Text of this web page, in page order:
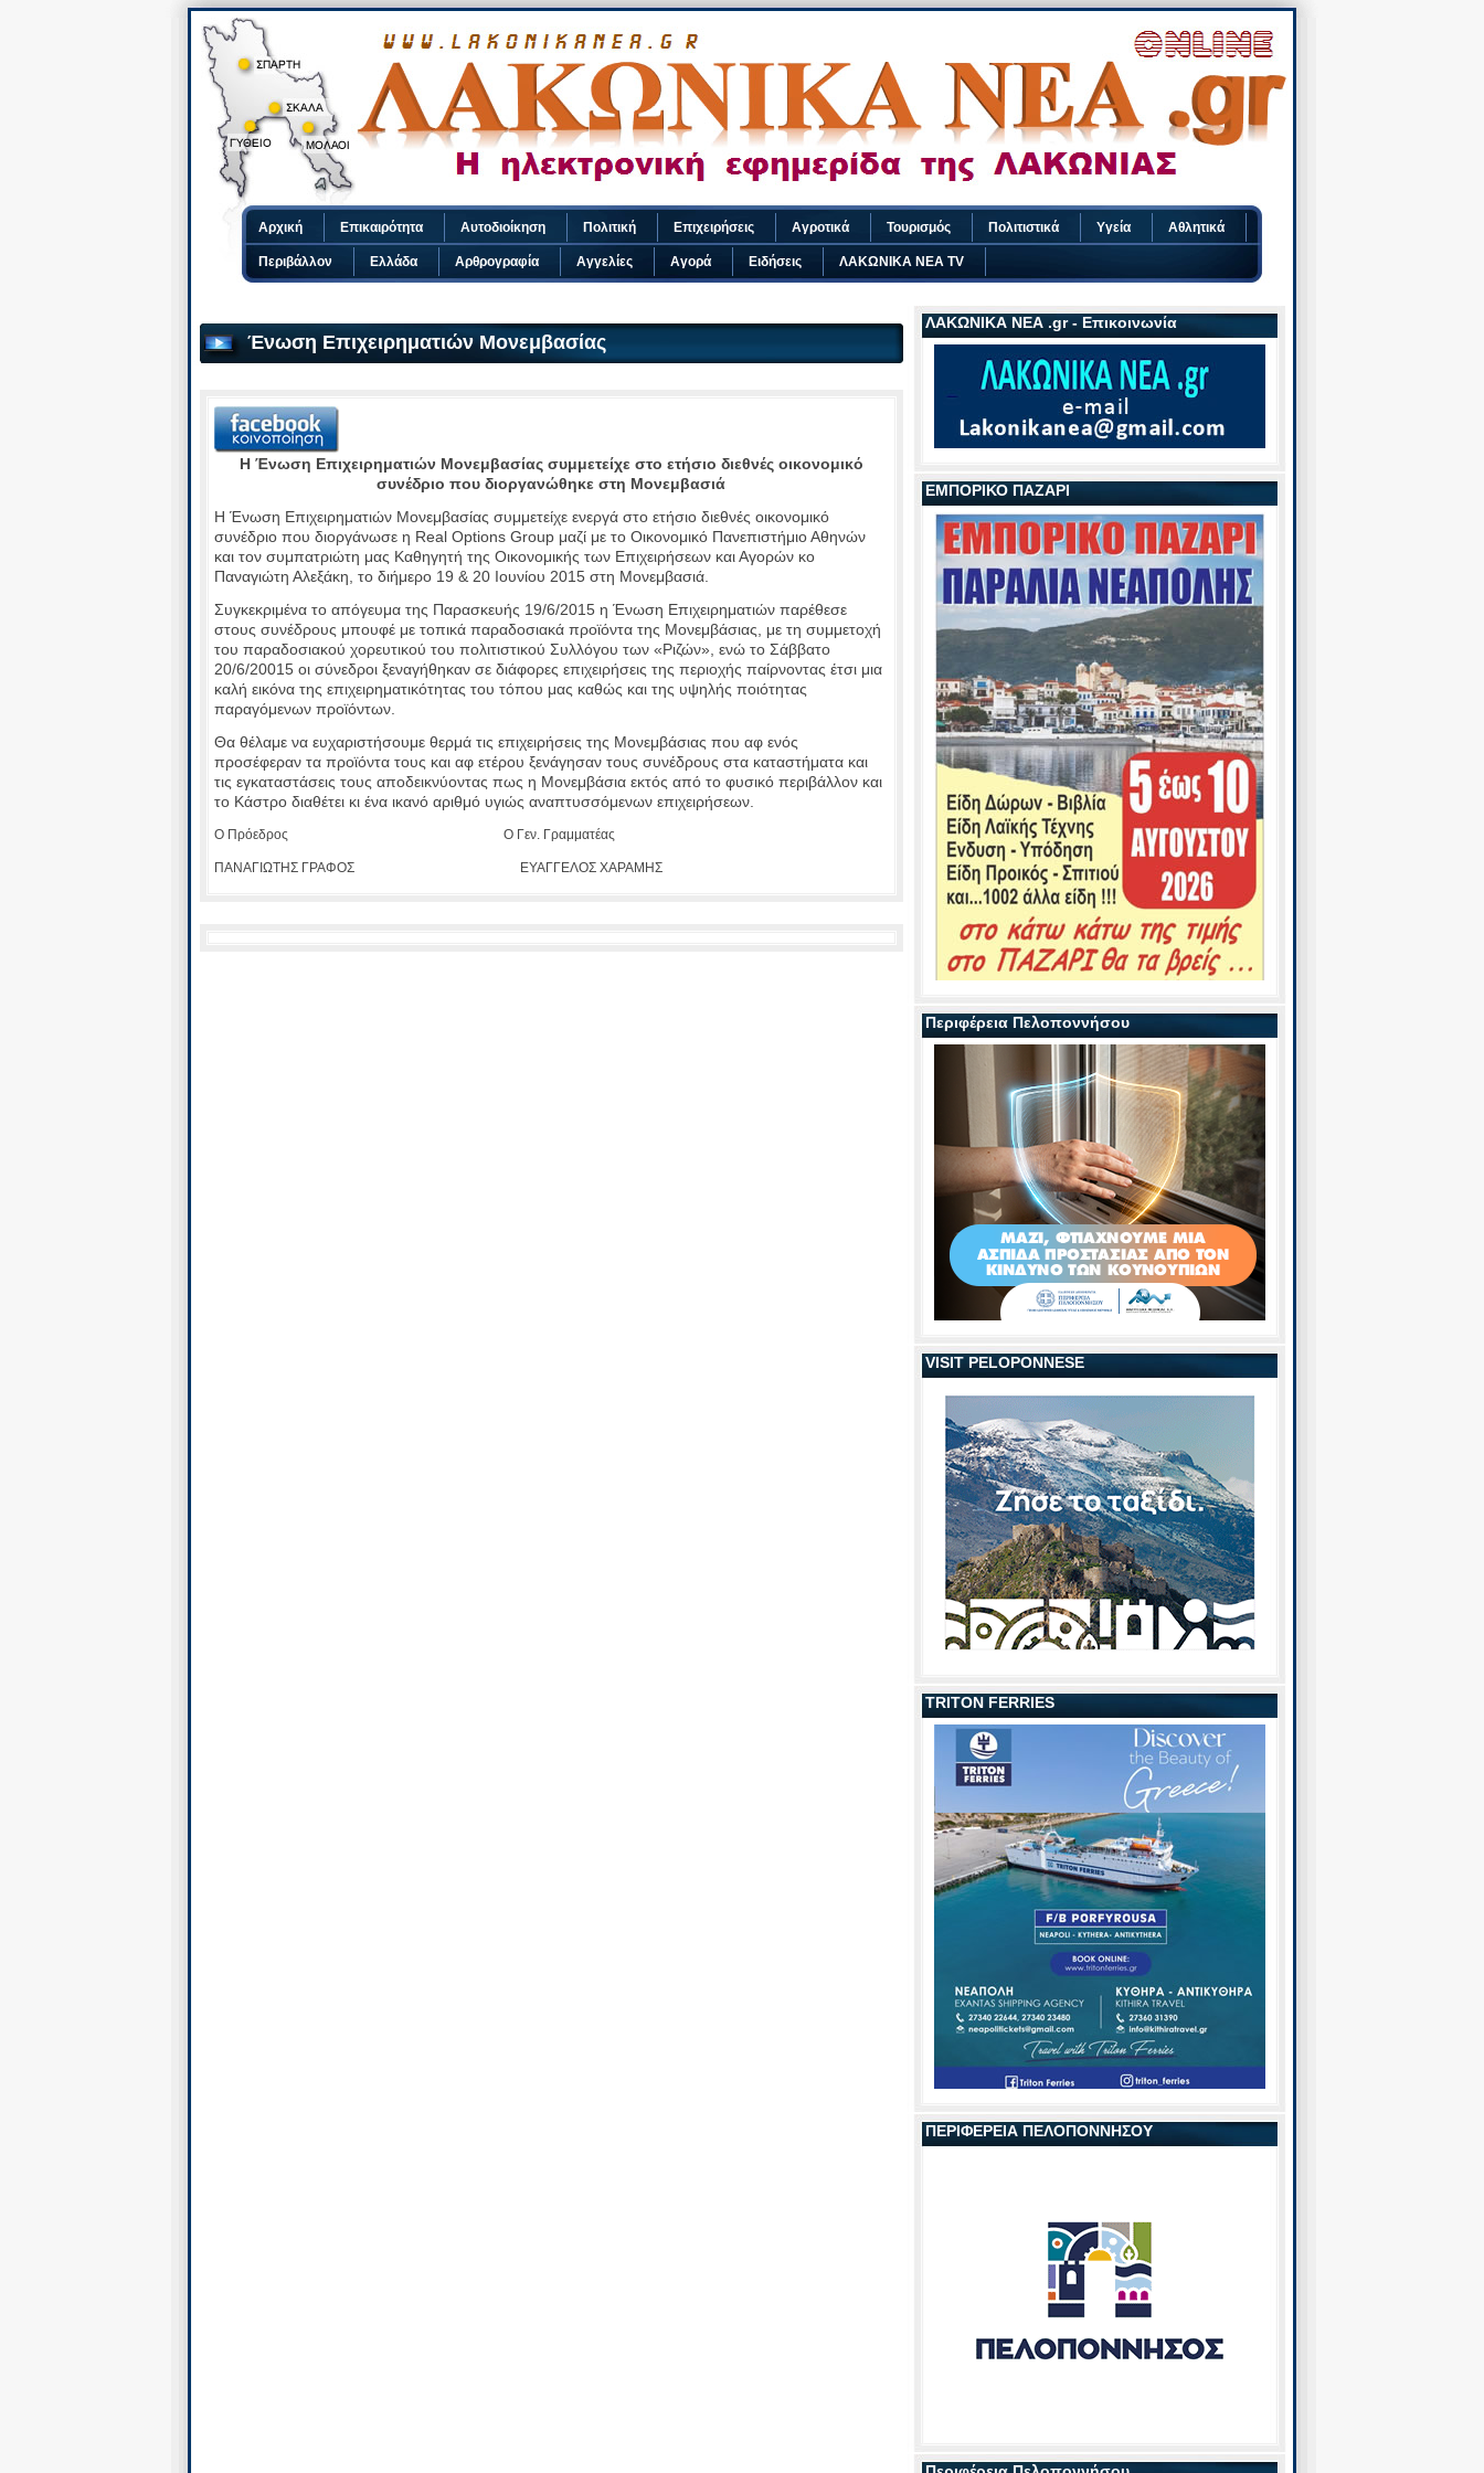
ΛΑΚΩΝΙΚΑ ΝΕΑ .gr - Επικοινωνία
ΕΜΠΟΡΙΚΟ ΠΑΖΑΡΙ
Περιφέρεια Πελοποννήσου
VISIT PELOPONNESE
TRITON FERRIES
ΠΕΡΙΦΕΡΕΙΑ ΠΕΛΟΠΟΝΝΗΣΟΥ
Ένωση Επιχειρηματιών Μονεμβασίας
Η Ένωση Επιχειρηματιών Μονεμβασίας συμμετείχε στο ετήσιο διεθνές οικονομικό
συνέδριο που διοργανώθηκε στη Μονεμβασιά
Η Ένωση Επιχειρηματιών Μονεμβασίας συμμετείχε ενεργά στο ετήσιο διεθνές οικονομικό
συνέδριο που διοργάνωσε η Real Options Group μαζί με το Οικονομικό Πανεπιστήμιο Αθηνών
και τον συμπατριώτη μας Καθηγητή της Οικονομικής των Επιχειρήσεων και Αγορών κο
Παναγιώτη Αλεξάκη, το διήμερο 19 & 20 Ιουνίου 2015 στη Μονεμβασιά.
Συγκεκριμένα το απόγευμα της Παρασκευής 19/6/2015 η Ένωση Επιχειρηματιών παρέθεσε
στους συνέδρους μπουφέ με τοπικά παραδοσιακά προϊόντα της Μονεμβάσιας, με τη συμμετοχή
του παραδοσιακού χορευτικού του πολιτιστικού Συλλόγου των «Ριζών», ενώ το Σάββατο
20/6/20015 οι σύνεδροι ξεναγήθηκαν σε διάφορες επιχειρήσεις της περιοχής παίρνοντας έτσι μια
καλή εικόνα της επιχειρηματικότητας του τόπου μας καθώς και της υψηλής ποιότητας
παραγόμενων προϊόντων.
Θα θέλαμε να ευχαριστήσουμε θερμά τις επιχειρήσεις της Μονεμβάσιας που αφ ενός
προσέφεραν τα προϊόντα τους και αφ ετέρου ξενάγησαν τους συνέδρους στα καταστήματα και
τις εγκαταστάσεις τους αποδεικνύοντας πως η Μονεμβάσια εκτός από το φυσικό περιβάλλον και
το Κάστρο διαθέτει κι ένα ικανό αριθμό υγιώς αναπτυσσόμενων επιχειρήσεων.
Ο Πρόεδρος Ο Γεν. Γραμματέας
ΠΑΝΑΓΙΩΤΗΣ ΓΡΑΦΟΣ ΕΥΑΓΓΕΛΟΣ ΧΑΡΑΜΗΣ
Αρχική Επικαιρότητα Αυτοδιοίκηση Πολιτική Επιχειρήσεις Αγροτικά Τουρισμός Πολιτιστικά Υγεία Αθλητικά
Περιβάλλον Ελλάδα Αρθρογραφία Αγγελίες Αγορά Ειδήσεις ΛΑΚΩΝΙΚΑ ΝΕΑ TV